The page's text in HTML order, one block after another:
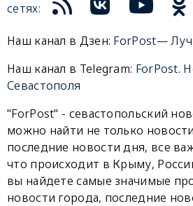
сетях:
Наш канал в Дзен: ForPost—
Наш канал в Telegram: ForPost.
Севастополя
"ForPost" - севастопольский
можно найти не только
последние новости дня, все
что происходит в Крыму,
вы найдете самые значимые
новости города, последние